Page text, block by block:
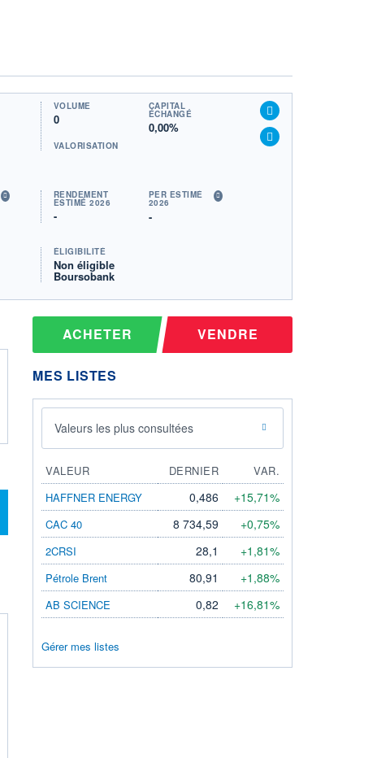
VOLUME
0
CAPITAL
ÉCHANGÉ
0,00%
VALORISATION
RENDEMENT
ESTIMÉ 2026
-
PER ESTIMÉ
2026
-
ÉLIGIBILITÉ
Non éligible
Boursobank
ACHETER VENDRE
MES LISTES
Valeurs les plus consultées
VALEUR DERNIER
VAR.
HAFFNER ENERGY
0,486 +15,71%
CAC 40 8 734,59 +0,75%
2CRSI 28,1 +1,81%
Pétrole Brent 80,91 +1,88%
AB SCIENCE 0,82 +16,81%
Gérer mes listes